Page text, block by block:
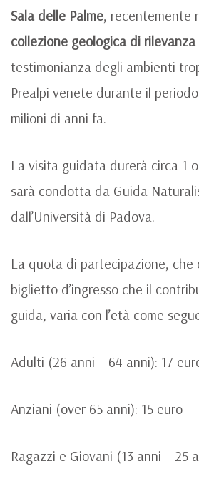
Sala delle Palme, recentemente
collezione geologica di
testimonianza degli ambienti
Prealpi venete durante il
milioni di anni fa.
La visita guidata durerà circa 1
sarà condotta da Guida
dall’Università di Padova.
La quota di partecipazione, che
biglietto d’ingresso che il
guida, varia con l’età come
Adulti (26 anni – 64 anni): 17
Anziani (over 65 anni): 15 euro
Ragazzi e Giovani (13 anni – 25